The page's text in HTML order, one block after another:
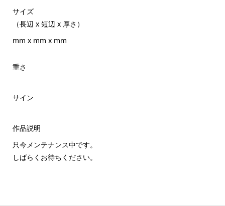
サイズ
（長辺 x 短辺 x 厚さ）
mm x mm x mm
重さ
サイン
作品説明
只今メンテナンス中です。
しばらくお待ちください。